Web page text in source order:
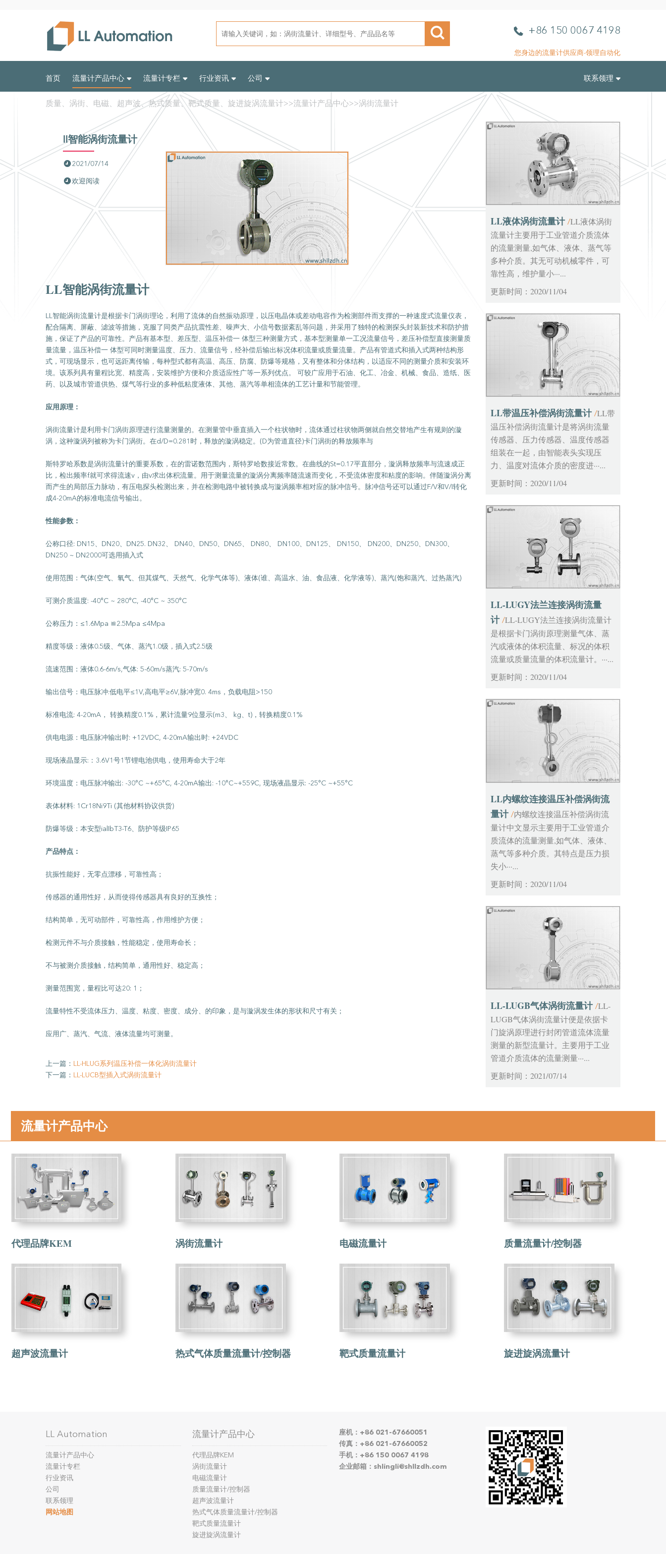
u
n
电
话
+86 150 0067 4198
您身边的流量计供应商-领理自动化
首页 流量计产品中心 流量计专栏 行业资讯 公司 联系领理
质量、涡街、电磁、超声波、热式质量、靶式质量、旋进旋涡流量计>>流量计产品中心>>涡街流量计
ll智能涡街流量计
2021/07/14
欢迎阅读
LL智能涡街流量计
LL智能涡街流量计是根据卡门涡街理论，利用了流体的自然振动原理，以压电晶体或差动电容作为检测部件而支撑的一种速度式流量仪表，
配合隔离、屏蔽、滤波等措施，克服了同类产品抗震性差、噪声大、小信号数据紊乱等问题，并采用了独特的检测探头封装新技术和防护措
施，保证了产品的可靠性。产品有基本型、差压型、温压补偿一 体型三种测量方式，基本型测量单一工况流量信号，差压补偿型直接测量质
量流量，温压补偿一 体型可同时测量温度、压力、流量信号，经补偿后输出标况体积流量或质量流量。产品有管道式和插入式两种结构形
式，可现场显示，也可远距离传输，每种型式都有高温、高压、防腐、防爆等规格，又有整体和分体结构，以适应不同的测量介质和安装环
境。该系列具有量程比宽、精度高，安装维护方便和介质适应性广等一系列优点。 可较广应用于石油、化工、冶金、机械、食品、造纸、医
药、以及城市管道供热、煤气等行业的多种低粘度液体、其他、蒸汽等单相流体的工艺计量和节能管理。
应用原理：
涡街流量计是利用卡门涡街原理进行流量测量的。在测量管中垂直插入一个柱状物时，流体通过柱状物两侧就自然交替地产生有规则的漩
涡，这种漩涡列被称为卡门涡街。在d/D=0.281时，释放的漩涡稳定。(D为管道直径)卡门涡街的释放频率与
斯特罗哈系数是涡街流量计的重要系数，在的雷诺数范围内，斯特罗哈数接近常数。在曲线的St=0.17平直部分，漩涡释放频率与流速成正
比，检出频率f就可求得流速v，由v求出体积流量。用于测量流量的漩涡分离频率随流速而变化，不受流体密度和粘度的影响。伴随漩涡分离
而产生的局部压力脉动，有压电探头检测出来，并在检测电路中被转换成与漩涡频率相对应的脉冲信号。脉冲信号还可以通过F/V和V/I转化
成4-20mA的标准电流信号输出。
性能参数：
公称口径: DN15、DN20、DN25. DN32、 DN40、DN50、DN65、 DN80、 DN100、DN125、 DN150、 DN200、DN250、DN300、
DN250 ~ DN2000可选用插入式
使用范围：气体(空气、氧气、但其煤气、天然气、化学气体等)、液体(谁、高温水、油、食品液、化学液等)、蒸汽(饱和蒸汽、过热蒸汽)
可测介质温度: -40°C ~ 280°C, -40°C ~ 350°C
公称压力：≤1.6Mpa ≌2.5Mpa ≤4Mpa
精度等级：液体0.5级、气体、蒸汽1.0级，插入式2.5级
流速范围：液体0.6-6m/s,气体: 5-60m/s蒸汽: 5-70m/s
输出信号：电压脉冲:低电平≤1V,高电平≥6V,脉冲宽0. 4ms，负载电阻>150
标准电流: 4-20mA， 转换精度0.1%，累计流量9位显示(m3、 kg、t)，转换精度0.1%
供电电源：电压脉冲输出时: +12VDC, 4-20mA输出时: +24VDC
现场液晶显示:：3.6V1号1节锂电池供电，使用寿命大于2年
环境温度：电压脉冲输出: -30°C ~+65°C, 4-20mA输出: -10°C~+559C, 现场液晶显示: -25°C ~+55°C
表体材料: 1Cr18Ni9Ti (其他材料协议供货)
防爆等级：本安型ialIbT3-T6、防护等级IP65
产品特点：
抗振性能好，无零点漂移，可靠性高；
传感器的通用性好，从而使得传感器具有良好的互换性；
结构简单，无可动部件，可靠性高，作用维护方便；
检测元件不与介质接触，性能稳定，使用寿命长；
不与被测介质接触，结构简单，通用性好、稳定高；
测量范围宽，量程比可达20: 1；
流量特性不受流体压力、温度、粘度、密度、成分、的印象，是与漩涡发生体的形状和尺寸有关；
应用广、蒸汽、气流、液体流量均可测量。
上一篇： LL-HLUG系列温压补偿一体化涡街流量计
下一篇： LL-LUCB型插入式涡街流量计
LL液体涡街流量计 /LL液体涡街
流量计主要用于工业管道介质流体
的流量测量,如气体、液体、蒸气等
多种介质。其无可动机械零件，可
靠性高，维护量小···...
更新时间：2020/11/04
LL带温压补偿涡街流量计 /LL带
温压补偿涡街流量计是将涡街流量
传感器、压力传感器、温度传感器
组装在一起，由智能表头实现压
力、温度对流体介质的密度进···...
更新时间：2020/11/04
LL-LUGY法兰连接涡街流量
计 /LL-LUGY法兰连接涡街流量计
是根据卡门涡街原理测量气体、蒸
汽或液体的体积流量、标况的体积
流量或质量流量的体积流量计。···...
更新时间：2020/11/04
LL内螺纹连接温压补偿涡街流
量计 /内螺纹连接温压补偿涡街流
量计中文显示主要用于工业管道介
质流体的流量测量,如气体、液体、
蒸气等多种介质。其特点是压力损
失小···...
更新时间：2020/11/04
LL-LUGB气体涡街流量计 /LL-
LUGB气体涡街流量计便是依据卡
门旋涡原理进行封闭管道流体流量
测量的新型流量计。主要用于工业
管道介质流体的流量测量···...
更新时间：2021/07/14
流量计产品中心
代理品牌KEM 涡街流量计 电磁流量计 质量流量计/控制器
超声波流量计 热式气体质量流量计/控制器 靶式质量流量计 旋进旋涡流量计
LL Automation
流量计产品中心
流量计专栏
行业资讯
公司
联系领理
网站地图
流量计产品中心
代理品牌KEM
涡街流量计
电磁流量计
质量流量计/控制器
超声波流量计
热式气体质量流量计/控制器
靶式质量流量计
旋进旋涡流量计
座机：+86 021-67660051
传真：+86 021-67660052
手机：+86 150 0067 4198
企业邮箱：shlingli@shllzdh.com